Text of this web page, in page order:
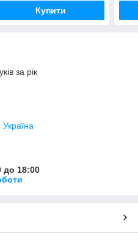
Купити
за рік
до 18:00